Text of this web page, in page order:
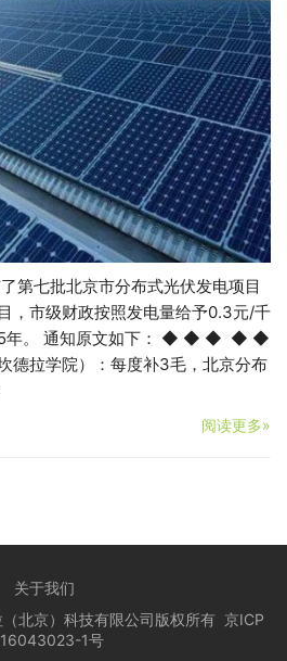
第七批北京市分布式光伏发电项目
，市级财政按照发电量给予0.3元/千
5年。 通知原文如下： ◆ ◆ ◆ ◆ ◆
德拉学院）：每度补3毛，北京分布
阅读更多»
关于我们
北京）科技有限公司版权所有 京ICP
1号